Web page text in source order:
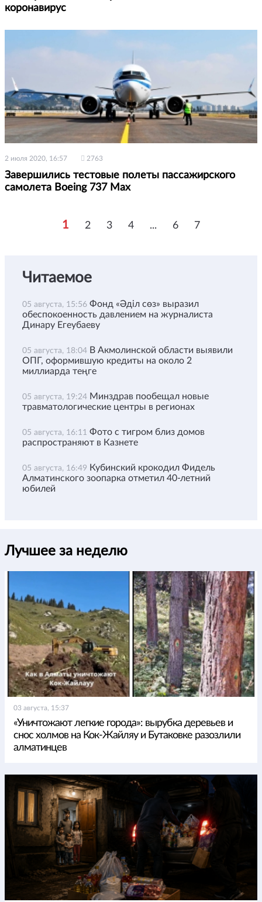
коронавирус
2 июля 2020, 16:57 2763
Завершились тестовые полеты пассажирского
самолета Boeing 737 Max
1 2 3 4 ... 6 7
Читаемое
05 августа, 15:56 Фонд «Әділ сөз» выразил
обеспокоенность давлением на журналиста
Динару Егеубаеву
05 августа, 18:04 В Акмолинской области выявили
ОПГ, оформившую кредиты на около 2
миллиарда теңге
05 августа, 19:24 Минздрав пообещал новые
травматологические центры в регионах
05 августа, 16:11 Фото с тигром близ домов
распространяют в Казнете
05 августа, 16:49 Кубинский крокодил Фидель
Алматинского зоопарка отметил 40-летний
юбилей
Лучшее за неделю
03 августа, 15:37
«Уничтожают легкие города»: вырубка деревьев и
снос холмов на Кок-Жайляу и Бутаковке разозлили
алматинцев